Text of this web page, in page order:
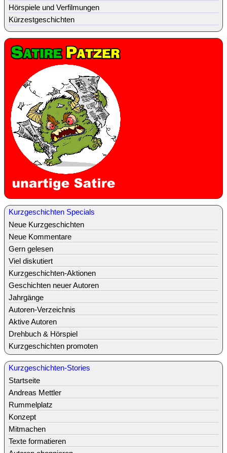
Hörspiele und Verfilmungen
Kürzestgeschichten
Kurzgeschichten Specials
Neue Kurzgeschichten
Neue Kommentare
Gern gelesen
Viel diskutiert
Kurzgeschichten-Aktionen
Geschichten neuer Autoren
Jahrgänge
Autoren-Verzeichnis
Aktive Autoren
Drehbuch & Hörspiel
Kurzgeschichten promoten
Kurzgeschichten-Stories
Startseite
Andreas Mettler
Rummelplatz
Konzept
Mitmachen
Texte formatieren